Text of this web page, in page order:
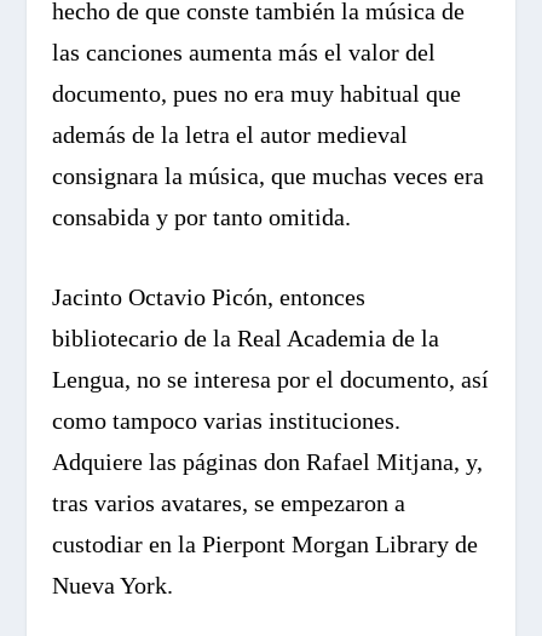
hecho de que conste también la música de
las canciones aumenta más el valor del
documento, pues no era muy habitual que
además de la letra el autor medieval
consignara la música, que muchas veces era
consabida y por tanto omitida.
Jacinto Octavio Picón, entonces
bibliotecario de la Real Academia de la
Lengua, no se interesa por el documento, así
como tampoco varias instituciones.
Adquiere las páginas don Rafael Mitjana, y,
tras varios avatares, se empezaron a
custodiar en la Pierpont Morgan Library de
Nueva York.